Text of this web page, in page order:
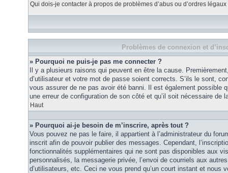
Qui dois-je contacter à propos de problèmes d’abus ou d’ordres
Problèmes de connexion et
» Pourquoi ne puis-je pas me connecter ?
Il y a plusieurs raisons qui peuvent en être la cause.
d’utilisateur et votre mot de passe soient corrects. S’ils le sont,
vous assurer de ne pas avoir été banni. Il est également possible
une erreur de configuration de son côté et qu’il soit nécessaire de
Haut
» Pourquoi ai-je besoin de m’inscrire, après tout ?
Vous pouvez ne pas le faire, il appartient à l’administrateur du
inscrit afin de pouvoir publier des messages. Cependant,
fonctionnalités supplémentaires qui ne sont pas disponibles aux
personnalisés, la messagerie privée, l’envoi de courriels aux
d’utilisateurs, etc. Ceci ne vous prend qu’un court instant et nous